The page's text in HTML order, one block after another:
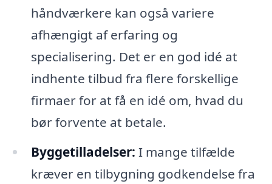
håndværkere kan også variere
afhængigt af erfaring og
specialisering. Det er en god idé at
indhente tilbud fra flere forskellige
firmaer for at få en idé om, hvad du
bør forvente at betale.
Byggetilladelser: I mange tilfælde
kræver en tilbygning godkendelse fra